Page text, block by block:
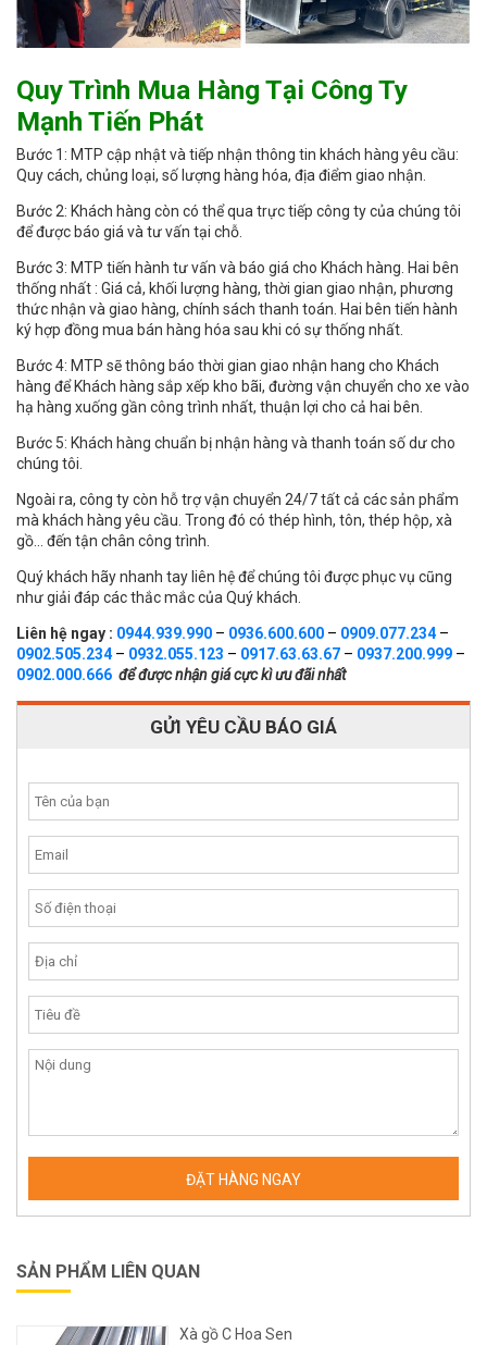
Quy Trình Mua Hàng Tại Công Ty
Mạnh Tiến Phát
Bước 1: MTP cập nhật và tiếp nhận thông tin khách hàng yêu cầu:
Quy cách, chủng loại, số lượng hàng hóa, địa điểm giao nhận.
Bước 2: Khách hàng còn có thể qua trực tiếp công ty của chúng tôi
để được báo giá và tư vấn tại chỗ.
Bước 3: MTP tiến hành tư vấn và báo giá cho Khách hàng. Hai bên
thống nhất : Giá cả, khối lượng hàng, thời gian giao nhận, phương
thức nhận và giao hàng, chính sách thanh toán. Hai bên tiến hành
ký hợp đồng mua bán hàng hóa sau khi có sự thống nhất.
Bước 4: MTP sẽ thông báo thời gian giao nhận hang cho Khách
hàng để Khách hàng sắp xếp kho bãi, đường vận chuyển cho xe vào
hạ hàng xuống gần công trình nhất, thuận lợi cho cả hai bên.
Bước 5: Khách hàng chuẩn bị nhận hàng và thanh toán số dư cho
chúng tôi.
Ngoài ra, công ty còn hỗ trợ vận chuyển 24/7 tất cả các sản phẩm
mà khách hàng yêu cầu. Trong đó có thép hình, tôn, thép hộp, xà
gồ… đến tận chân công trình.
Quý khách hãy nhanh tay liên hệ để chúng tôi được phục vụ cũng
như giải đáp các thắc mắc của Quý khách.
Liên hệ ngay : 0944.939.990 – 0936.600.600 – 0909.077.234–
0902.505.234– 0932.055.123 – 0917.63.63.67 – 0937.200.999 –
0902.000.666 để được nhận giá cực kì ưu đãi nhất
GỬI YÊU CẦU BÁO GIÁ
SẢN PHẨM LIÊN QUAN
Xà gồ C Hoa Sen